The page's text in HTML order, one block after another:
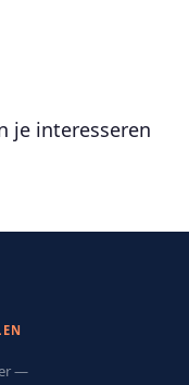
je interesseren
—